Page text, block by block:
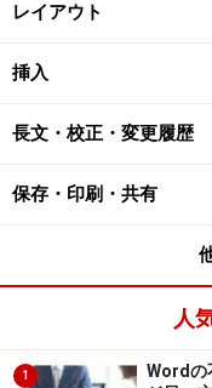
レイアウト
挿入
長文・校正・変更履歴
保存・印刷・共有
人
1
Wordの